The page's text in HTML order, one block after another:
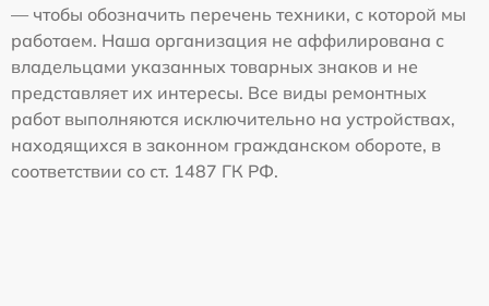
— чтобы обозначить перечень техники, с которой мы
работаем. Наша организация не аффилирована с
владельцами указанных товарных знаков и не
представляет их интересы. Все виды ремонтных
работ выполняются исключительно на устройствах,
находящихся в законном гражданском обороте, в
соответствии со ст. 1487 ГК РФ.